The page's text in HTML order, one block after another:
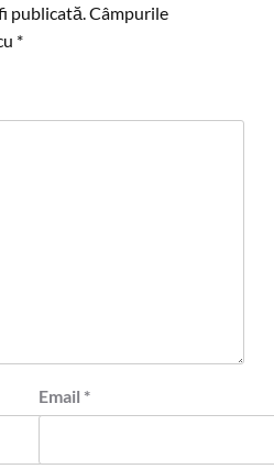
publicată.Câmpurile
*
Email *